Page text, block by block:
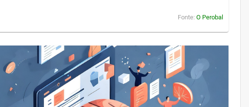
Fonte: O Perobal